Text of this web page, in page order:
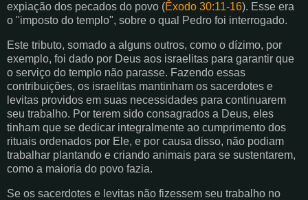
expiação dos pecados do povo (Êxodo 30:11-16). Esse era
o "imposto do templo", sobre o qual Pedro foi interrogado.
Este tributo, somado a alguns outros, como o dízimo, por
exemplo, foi dado por Deus aos israelitas para garantir que
o serviço do templo não parasse. Fazendo essas
contribuições, os israelitas mantinham os sacerdotes e
levitas providos em suas necessidades para continuarem
seu trabalho. Por terem sido consagrados a Deus, eles
tinham que se dedicar integralmente ao cumprimento dos
rituais ordenados por Ele, e por causa disso, não podiam
trabalhar plantando e criando animais para se sustentarem,
como a maioria do povo fazia.
Se os sacerdotes e levitas não fizessem seu trabalho no